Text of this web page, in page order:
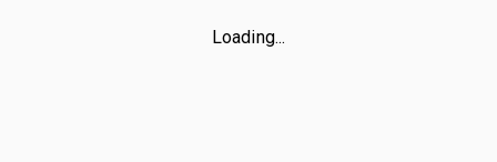
Loading...